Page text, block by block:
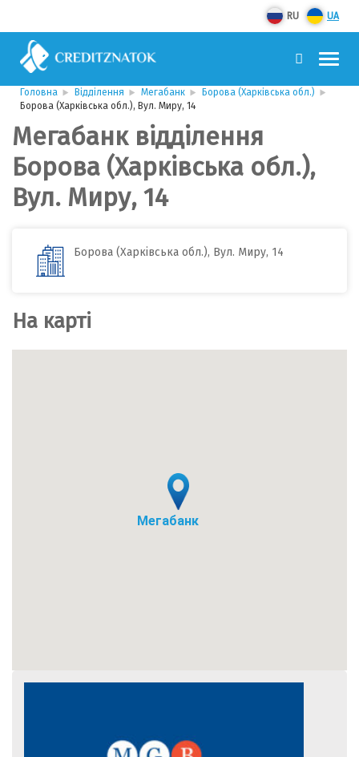
RU UA
Головна Відділення Мегабанк
Борова (Харківська обл.)
Борова (Харківська обл.), Вул. Миру, 14
Мегабанк відділення
Борова (Харківська обл.),
Вул. Миру, 14
Борова (Харківська обл.), Вул. Миру, 14
На карті
Мегабанк